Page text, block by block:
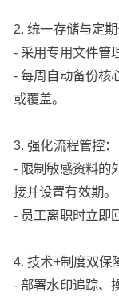
2. 统一存储与定期
- 采用专用文件管
- 每周自动备份核
或覆盖。
3. 强化流程管控：
- 限制敏感资料的
接并设置有效期。
- 员工离职时立即
4. 技术+制度双保
- 部署水印追踪、